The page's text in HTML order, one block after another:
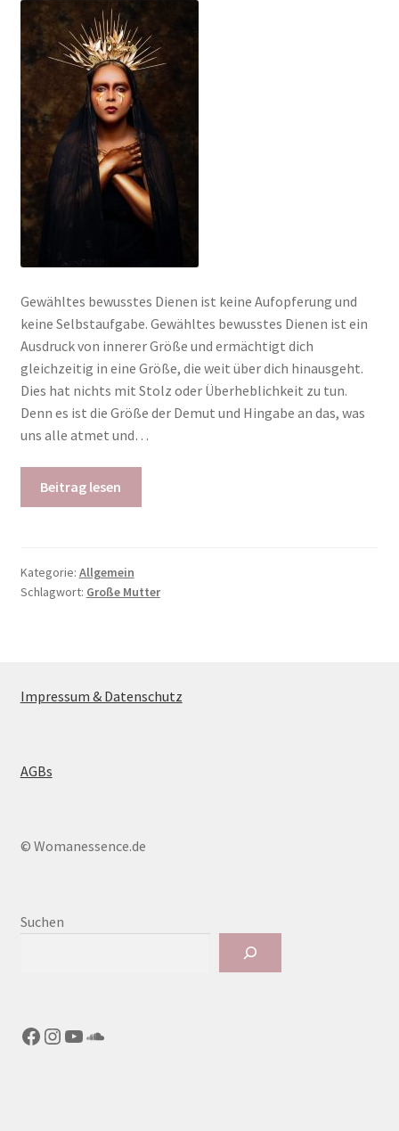
Gewähltes bewusstes Dienen ist keine Aufopferung und
keine Selbstaufgabe. Gewähltes bewusstes Dienen ist ein
Ausdruck von innerer Größe und ermächtigt dich
gleichzeitig in eine Größe, die weit über dich hinausgeht.
Dies hat nichts mit Stolz oder Überheblichkeit zu tun.
Denn es ist die Größe der Demut und Hingabe an das, was
uns alle atmet und…
Beitrag lesen
Kategorie: Allgemein
Schlagwort: Große Mutter
Impressum & Datenschutz
AGBs
© Womanessence.de
Suchen
Facebook
Instagram
YouTube
SoundCloud